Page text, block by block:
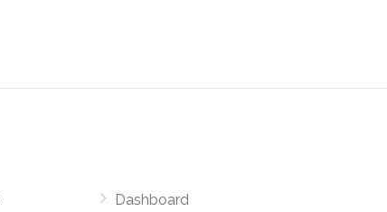
Dashboard